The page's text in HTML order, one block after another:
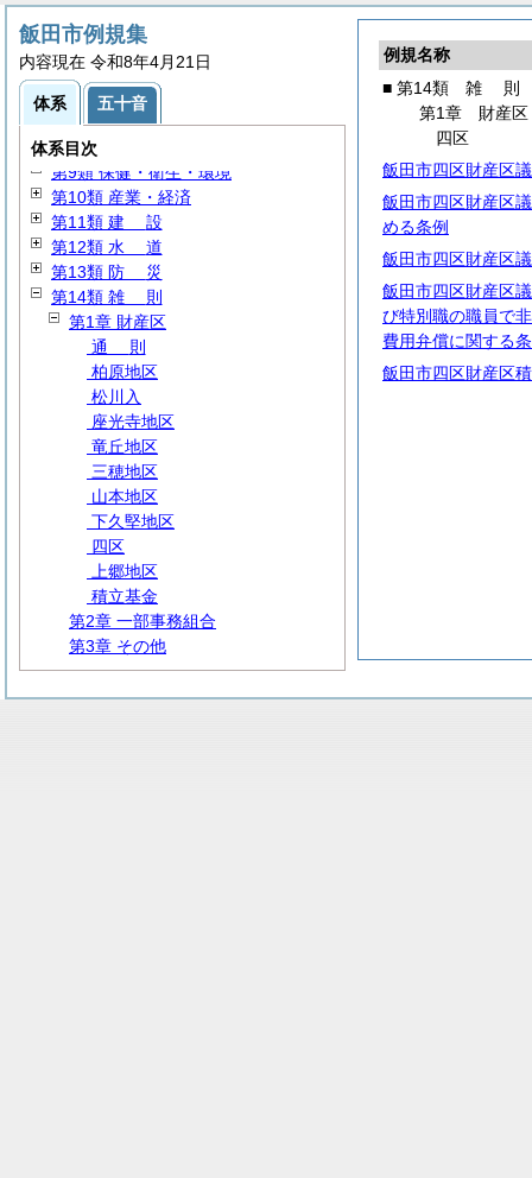
例規名称
■ 第14類 雑 則
第1章 財産区
四区
飯田市四区財産区
飯田市四区財産区
める条例
飯田市四区財産区
飯田市四区財産区
び特別職の職員で
費用弁償に関する
飯田市四区財産区
飯田市例規集
内容現在 令和8年4月21日
体系 五十音
体系目次
第3類 行政一般
第4類人事
第5類給 与
第6類財政
第7類教育
第8類 福祉・厚生
第9類 保健・衛生・環境
第10類 産業・経済
第11類 建 設
第12類 水 道
第13類 防 災
第14類 雑 則
第1章 財産区
通 則
柏原地区
松川入
座光寺地区
竜丘地区
三穂地区
山本地区
下久堅地区
四区
上郷地区
積立基金
第2章 一部事務組合
第3章 その他